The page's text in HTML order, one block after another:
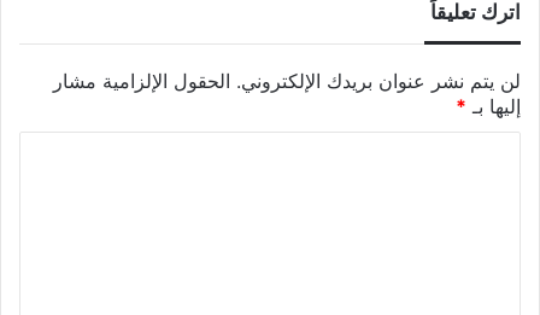
اترك تعليقاً
لن يتم نشر عنوان بريدك الإلكتروني. الحقول الإلزامية مشار
إليها بـ *